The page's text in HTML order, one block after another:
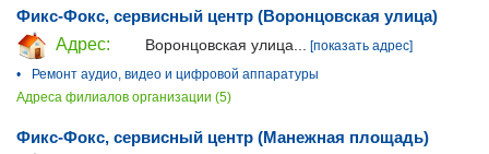
Фикс-Фокс, сервисный центр (Воронцовская улица)
Адрес:
Воронцовская улица...
[показать адрес]
•
Ремонт аудио, видео и цифровой аппаратуры
Адреса филиалов организации (5)
Фикс-Фокс, сервисный центр (Манежная площадь)